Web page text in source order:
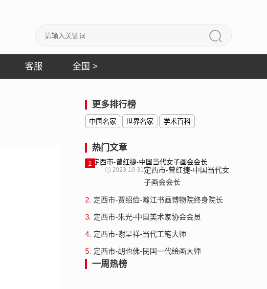
客服 全国 >
更多排行榜
中国名家 世界名家 学术百科
热门文章
1
定西市-曾红捷-中国当代女
子画会会长
2023-10-31
2. 定西市-贾绍俭-瀚江书画博物院终身院长
3. 定西市-朱光-中国美术家协会会员
4. 定西市-谢呈祥-当代工笔大师
5. 定西市-胡也佛-民国一代绘画大师
一周热榜